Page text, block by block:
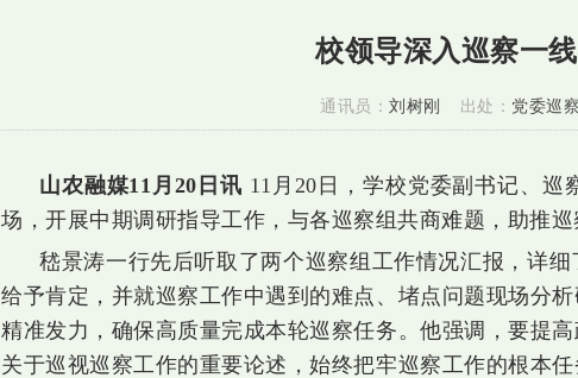
校领导深入巡察一
通讯员： 刘树刚 出处： 党委巡
山农融媒11月20日讯 11月20日，学校党委副书记、
场，开展中期调研指导工作，与各巡察组共商难题，助推巡
嵇景涛一行先后听取了两个巡察组工作情况汇报，详
给予肯定，并就巡察工作中遇到的难点、堵点问题现场分
精准发力，确保高质量完成本轮巡察任务。他强调，要提
关于巡视巡察工作的重要论述，始终把牢巡察工作的根本